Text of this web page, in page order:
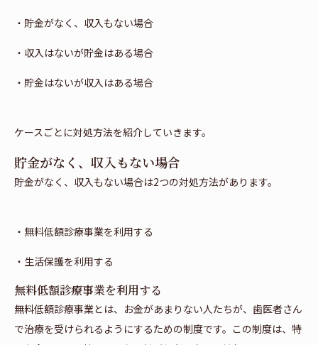
・貯金がなく、収入もない場合
・収入はないが貯金はある場合
・貯金はないが収入はある場合
ケースごとに対処方法を紹介していきます。
貯金がなく、収入もない場合
貯金がなく、収入もない場合は2つの対処方法があります。
・無料低額診療事業を利用する
・生活保護を利用する
無料低額診療事業を利用する
無料低額診療事業とは、お金があまりない人たちが、歯医者さん
で治療を受けられるようにするための制度です。この制度は、特